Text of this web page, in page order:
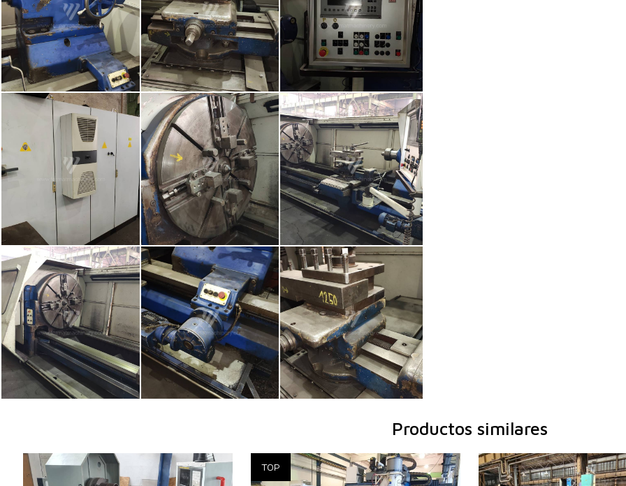
Productos similares
Año de fabricación:
2014
Sistema de control
Sí
Año de fabricación:
2011
Sistema de control
Sí
Año de fabricación:
0
Sistema de control
Sí